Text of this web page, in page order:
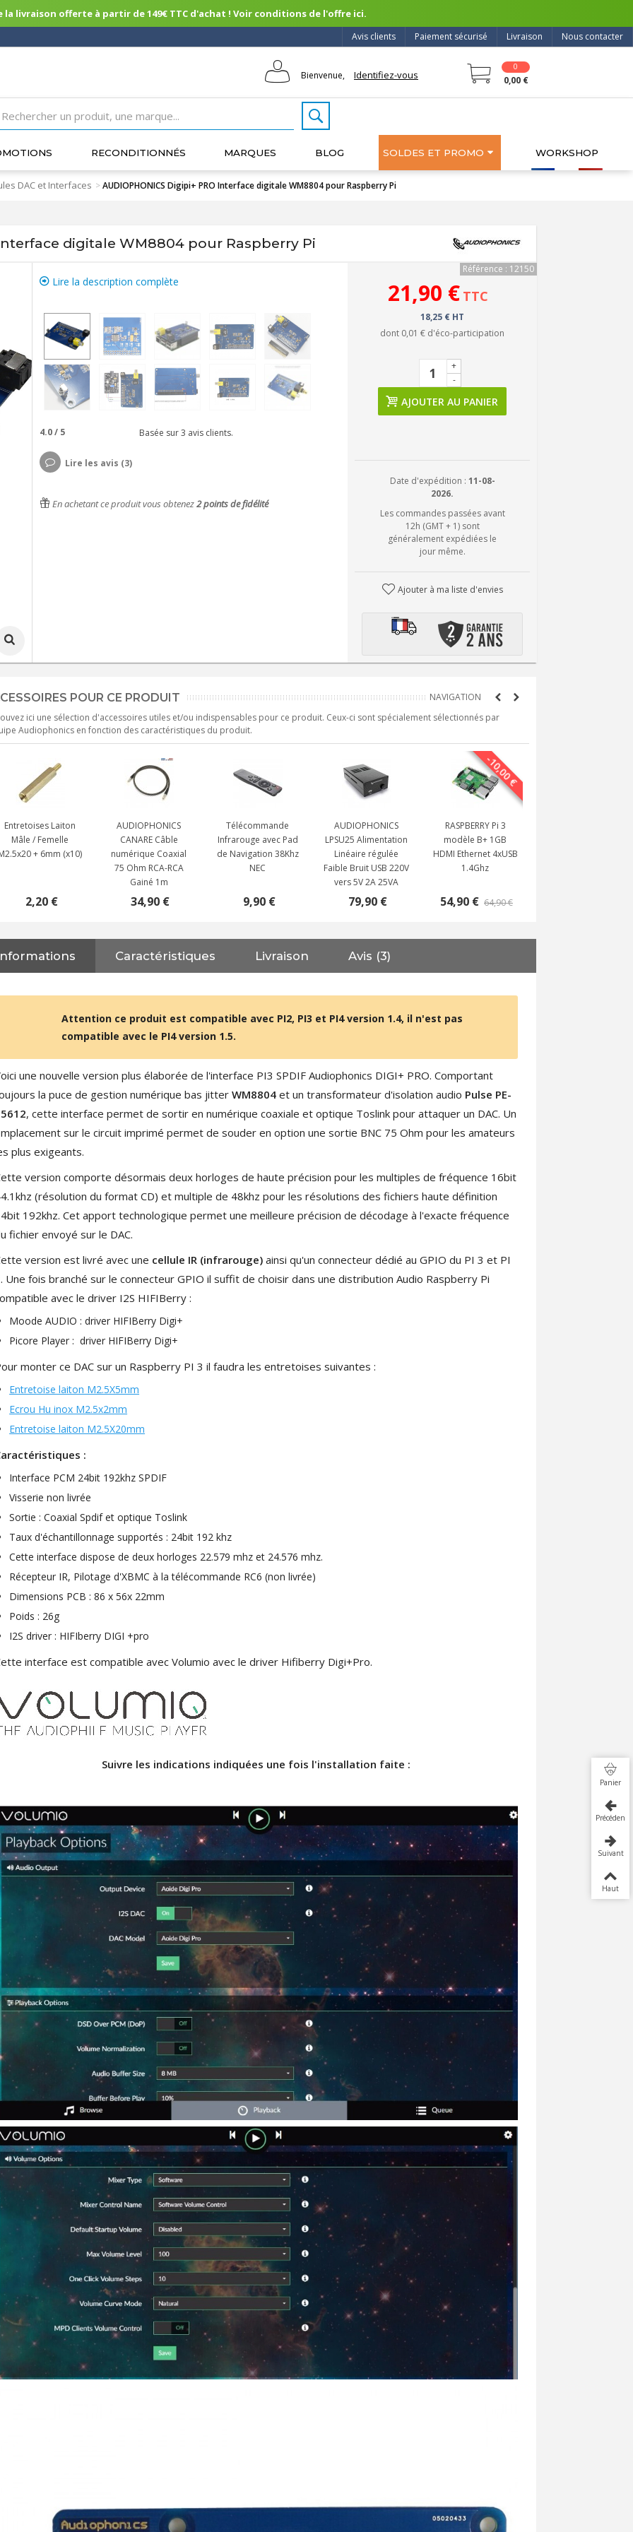
la livraison offerte à partir de 149€ TTC d'achat ! Voir conditions de l'offre ici.
Nous contacter
Livraison
Paiement sécurisé
Avis clients
Bienvenue, Identifiez-vous
0
0,00 €
RECONDITIONNÉS MARQUES BLOG SOLDES ET PROMO WORKSHOP
DAC et Interfaces >AUDIOPHONICS Digipi+ PRO Interface digitale WM8804 pour Raspberry Pi
digitale WM8804 pour Raspberry Pi
Lire la description complète
4.0/ 5 Basée sur3 avis clients.
Lire les avis (3)
En achetant ce produit vous obtenez2points de fidélité
Référence : 12150
21,90 € TTC
18,25 € HT
dont 0,01 € d'éco-participation
-
+
AJOUTER AU PANIER
Date d'expédition : 11-08-
2026.
Les commandes passées avant
12h (GMT + 1) sont
généralement expédiées le
jour même.
Ajouter à ma liste d'envies
NEUTRIK NC3FXX Connecteur
XLR Femelle 3 Pôles...
MKSX4 Enceinte Subwoofer...
179,90 €
Amplificateur Intégré...
579,00 € 649,00 €
Amplificateur 4 Voies pour...
135,99 €159,99 €
AUDIOPHONICS DAW-S250NC
DAN CLARK AUDIO AEON 2
919,00 €
EVERSOLO DMP-A6 MASTER
EDITION GEN 2 Lecteur...
LUXSIN X9 DAC Amplificateur
1 099,00 €
POUR CE PRODUIT
ici une sélection d'accessoires utiles et/ou indispensables pour ce produit. Ceux-ci sont spécialement sélectionnés par
Audiophonics en fonction des caractéristiques du produit.
Entretoises Laiton
Mâle / Femelle
+ 6mm (x10)
2,20 €
AUDIOPHONICS
CANARE Câble
numérique Coaxial
75 Ohm RCA-RCA
Gainé 1m
34,90 €
Télécommande
Infrarouge avec Pad
de Navigation 38Khz
NEC
9,90 €
AUDIOPHONICS
LPSU25 Alimentation
Linéaire régulée
Faible Bruit USB 220V
vers 5V 2A 25VA
79,90 €
-10,00 €
RASPBERRY Pi 3
modèle B+ 1GB
HDMI Ethernet 4xUSB
1.4Ghz
54,90 € 64,90 €
Caractéristiques Livraison Avis (3)
Attention ce produit est compatible avec PI2, PI3 et PI4 version 1.4, il n'est pas
compatible avec le PI4 version 1.5.
une nouvelle version plus élaborée de l'interface PI3 SPDIF Audiophonics DIGI+ PRO. Comportant
la puce de gestion numérique bas jitterWM8804et un transformateur d'isolation audio Pulse PE-
, cette interface permet de sortir en numérique coaxiale et optique Toslink pour attaquer un DAC. Un
sur le circuit imprimé permet de souder en option une sortie BNC 75 Ohm pour les amateurs
plus exigeants.
version comporte désormais deux horloges de haute précision pour les multiples de fréquence 16bit
(résolution du format CD) et multiple de 48khz pour les résolutions des fichiers haute définition
192khz. Cet apport technologique permet une meilleure précision de décodage à l'exacte fréquence
fichier envoyé sur le DAC.
version est livré avec une cellule IR (infrarouge) ainsi qu'un connecteur dédié au GPIO du PI 3 et PI
Une fois branché sur le connecteur GPIO il suffit de choisir dans une distribution Audio Raspberry Pi
avec le driver I2S HIFIBerry :
Moode AUDIO : driver HIFIBerry Digi+
Picore Player : driver HIFIBerry Digi+
monter ce DAC sur un Raspberry PI 3 il faudra les entretoises suivantes :
Entretoise laiton M2.5X5mm
Ecrou Hu inox M2.5x2mm
Entretoise laiton M2.5X20mm
:
Interface PCM 24bit 192khz SPDIF
Visserie non livrée
Sortie : Coaxial Spdif et optique Toslink
Taux d'échantillonnage supportés : 24bit 192 khz
Cette interface dispose de deux horloges 22.579 mhz et 24.576 mhz.
Récepteur IR, Pilotage d'XBMC à la télécommande RC6 (non livrée)
Dimensions PCB : 86 x 56x 22mm
Poids : 26g
I2S driver : HIFIberry DIGI +pro
interface est compatible avec Volumio avec le driver Hifiberry Digi+Pro.
Suivre les indications indiquées une fois l'installation faite :
Panier
Précédent
Suivant
Haut